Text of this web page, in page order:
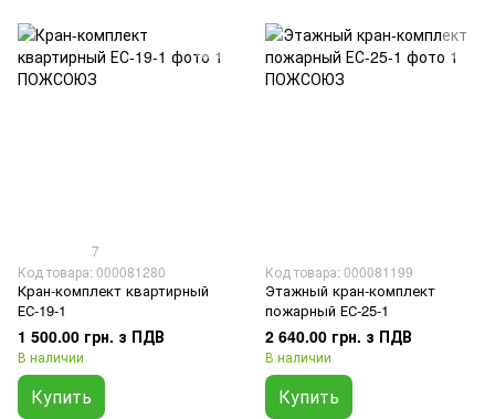
7
Код товара: 000081280
Кран-комплект квартирный
ЕС-19-1
1 500.00 грн. з ПДВ
В наличии
Купить
Код товара: 000081199
Этажный кран-комплект
пожарный ЕС-25-1
2 640.00 грн. з ПДВ
В наличии
Купить